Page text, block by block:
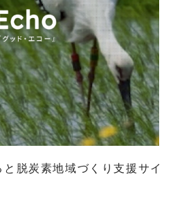
脱炭素地域づくり支援サイ